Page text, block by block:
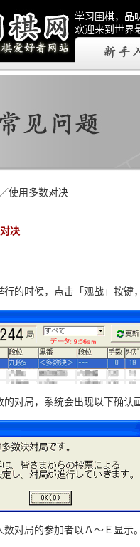
学习围棋，品
欢迎来到世界
使用多数对决
决
行的时候，点击「观战」按键
的对局，系统会出现以下确认
数对局的参加者以Ａ～Ｅ显示